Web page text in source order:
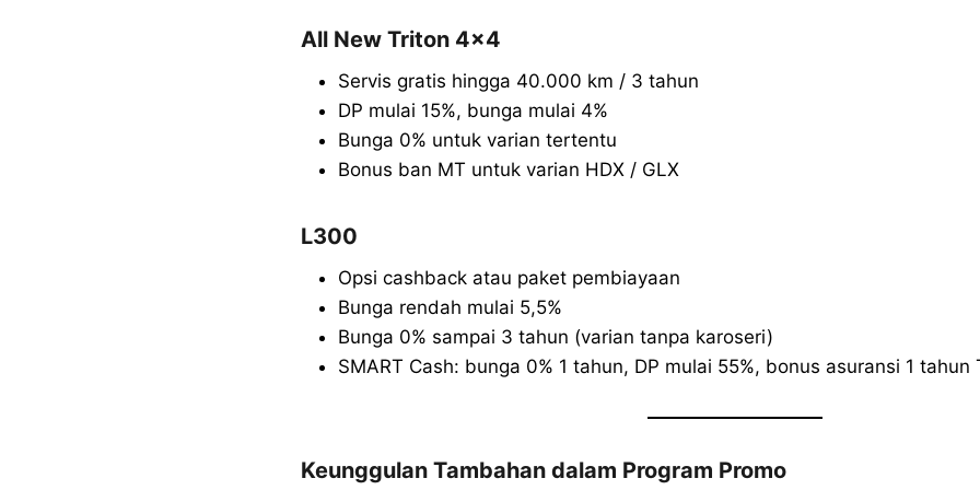
All New Triton 4×4
Servis gratis hingga 40.000 km / 3 tahun
DP mulai 15%, bunga mulai 4%
Bunga 0% untuk varian tertentu
Bonus ban MT untuk varian HDX / GLX
L300
Opsi cashback atau paket pembiayaan
Bunga rendah mulai 5,5%
Bunga 0% sampai 3 tahun (varian tanpa karoseri)
SMART Cash: bunga 0% 1 tahun, DP mulai 55%, bonus asuransi 1 tahun
Keunggulan Tambahan dalam Program Promo